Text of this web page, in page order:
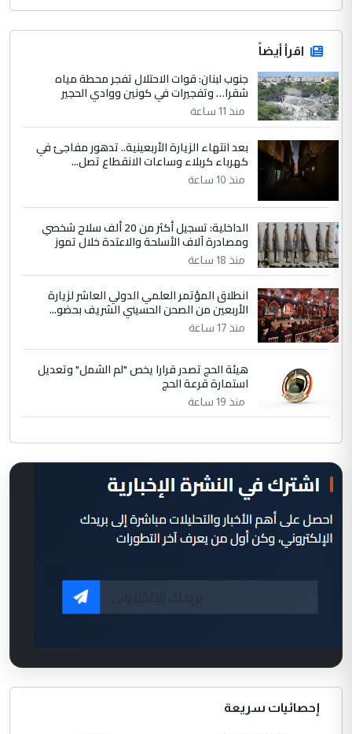
اقرأ أيضاً
جنوب لبنان: قوات الاحتلال تفجر محطة مياه
شقرا… وتفجيرات في كونين ووادي الحجير
منذ 11 ساعة
بعد انتهاء الزيارة الأربعينية.. تدهور مفاجئ في
كهرباء كربلاء وساعات الانقطاع تصل...
منذ 10 ساعة
الداخلية: تسجيل أكثر من 20 ألف سلاح شخصي
ومصادرة آلاف الأسلحة والاعتدة خلال تموز
منذ 18 ساعة
انطلاق المؤتمر العلمي الدولي العاشر لزيارة
الأربعين من الصحن الحسيني الشريف بحضو...
منذ 17 ساعة
هيئة الحج تصدر قرارا يخص "لم الشمل" وتعديل
استمارة قرعة الحج
منذ 19 ساعة
إحصائيات سريعة